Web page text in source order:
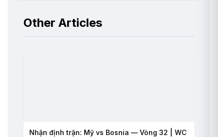
Other Articles
Nhận định trận: Mỹ vs Bosnia — Vòng 32 | WC